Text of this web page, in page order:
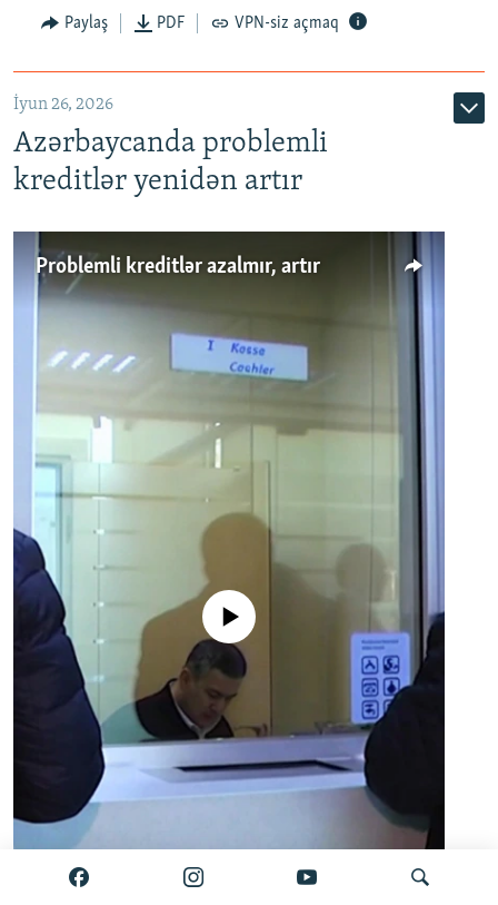
Auto 240p 360p 480p
720p 1080p
Paylaş PDF VPN-siz açmaq
İyun 26, 2026
Azərbaycanda problemli
kreditlər yenidən artır
Problemli kreditlər azalmır, artır
No media source currently available